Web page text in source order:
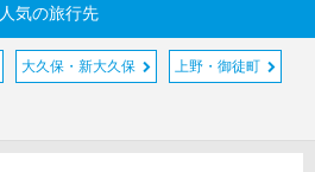
人気の旅行先
大久保・新大久保 上野・御徒町